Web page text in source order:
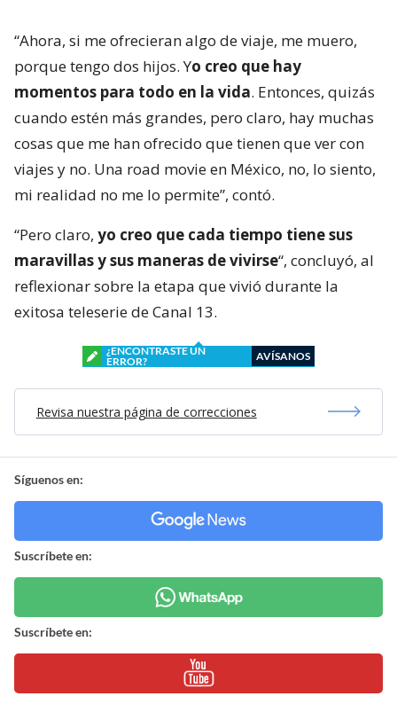
“Ahora, si me ofrecieran algo de viaje, me muero,
porque tengo dos hijos. Yo creo que hay
momentos para todo en la vida. Entonces, quizás
cuando estén más grandes, pero claro, hay muchas
cosas que me han ofrecido que tienen que ver con
viajes y no. Una road movie en México, no, lo siento,
mi realidad no me lo permite”, contó.
“Pero claro, yo creo que cada tiempo tiene sus
maravillas y sus maneras de vivirse“, concluyó, al
reflexionar sobre la etapa que vivió durante la
exitosa teleserie de Canal 13.
¿ENCONTRASTE UN
ERROR?
AVÍSANOS
Revisa nuestra página de correcciones
Síguenos en:
Suscríbete en:
Suscríbete en: